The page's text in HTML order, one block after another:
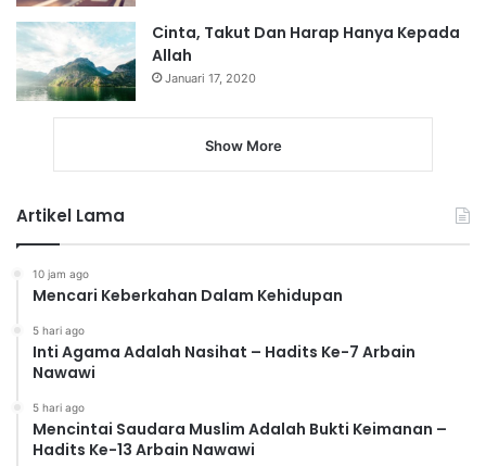
Cinta, Takut Dan Harap Hanya Kepada
Allah
Januari 17, 2020
Show More
Artikel Lama
10 jam ago
Mencari Keberkahan Dalam Kehidupan
5 hari ago
Inti Agama Adalah Nasihat – Hadits Ke-7 Arbain
Nawawi
5 hari ago
Mencintai Saudara Muslim Adalah Bukti Keimanan –
Hadits Ke-13 Arbain Nawawi